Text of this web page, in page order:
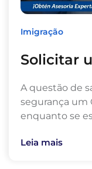
Imigração
Solicitar
A questão de
segurança um
enquanto se
Leia mais